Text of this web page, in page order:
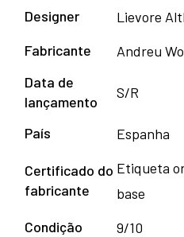
Andreu
Designer
Lievore
Fabricante
Andreu
Data de
lançamento
S/R
País Espanha
Certificado do
fabricante
Etiqueta
base
Condição
9/10